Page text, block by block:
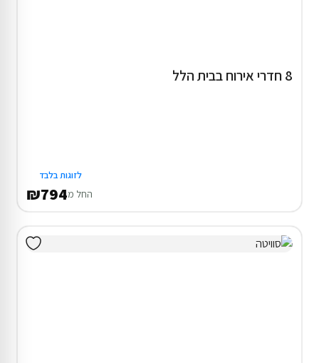
8 חדרי אירוח בבית הלל
לזוגות בלבד
החל מ₪794